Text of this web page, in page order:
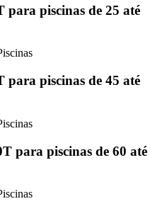
piscinas de 25 até
piscinas de 45 até
para piscinas de 60 até